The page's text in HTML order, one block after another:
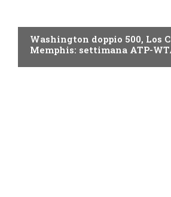
Washington doppio 500, Los
Memphis: settimana ATP-